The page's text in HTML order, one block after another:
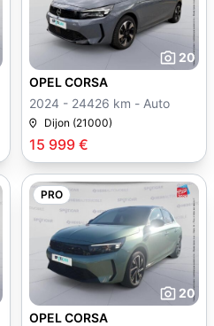
20
15 999 €
OPEL CORSA
2024 - 24426 km - Auto
Dijon (21000)
PRO
20
OPEL CORSA